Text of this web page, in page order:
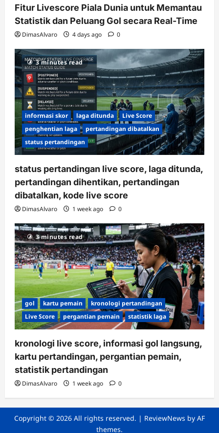
Fitur Livescore Piala Dunia untuk Memantau
Statistik dan Peluang Gol secara Real-Time
DimasAlvaro 4 days ago 0
3 minutes read
informasi skor laga ditunda
Live Score
penghentian laga
pertandingan dibatalkan
status pertandingan
status pertandingan live score, laga ditunda,
pertandingan dihentikan, pertandingan
dibatalkan, kode live score
DimasAlvaro 1 week ago 0
3 minutes read
gol kartu pemain
kronologi pertandingan
Live Score
pergantian pemain statistik laga
kronologi live score, informasi gol langsung,
kartu pertandingan, pergantian pemain,
statistik pertandingan
DimasAlvaro 1 week ago 0
Copyright © 2026 All rights reserved. | ReviewNews by AF
themes.